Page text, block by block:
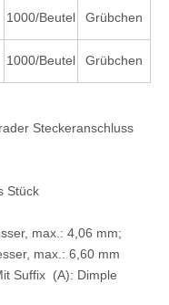
1000/Beutel Grübchen
1000/Beutel Grübchen
Steckeranschluss
Stück
max.: 4,06 mm;
max.: 6,60 mm
Suffix (A): Dimple